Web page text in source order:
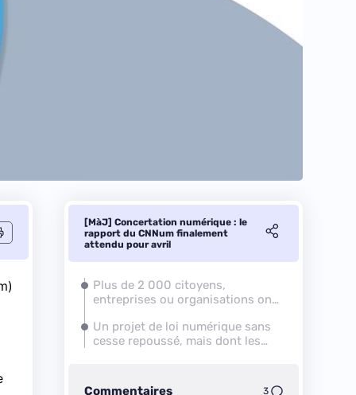
[MàJ] Concertation numérique : le
rapport du CNNum finalement
attendu pour avril
Plus de 2 000 citoyens,
entreprises ou organisations ont
Un projet de loi numérique sans
cesse repoussé, mais dont les
Commentaires 3